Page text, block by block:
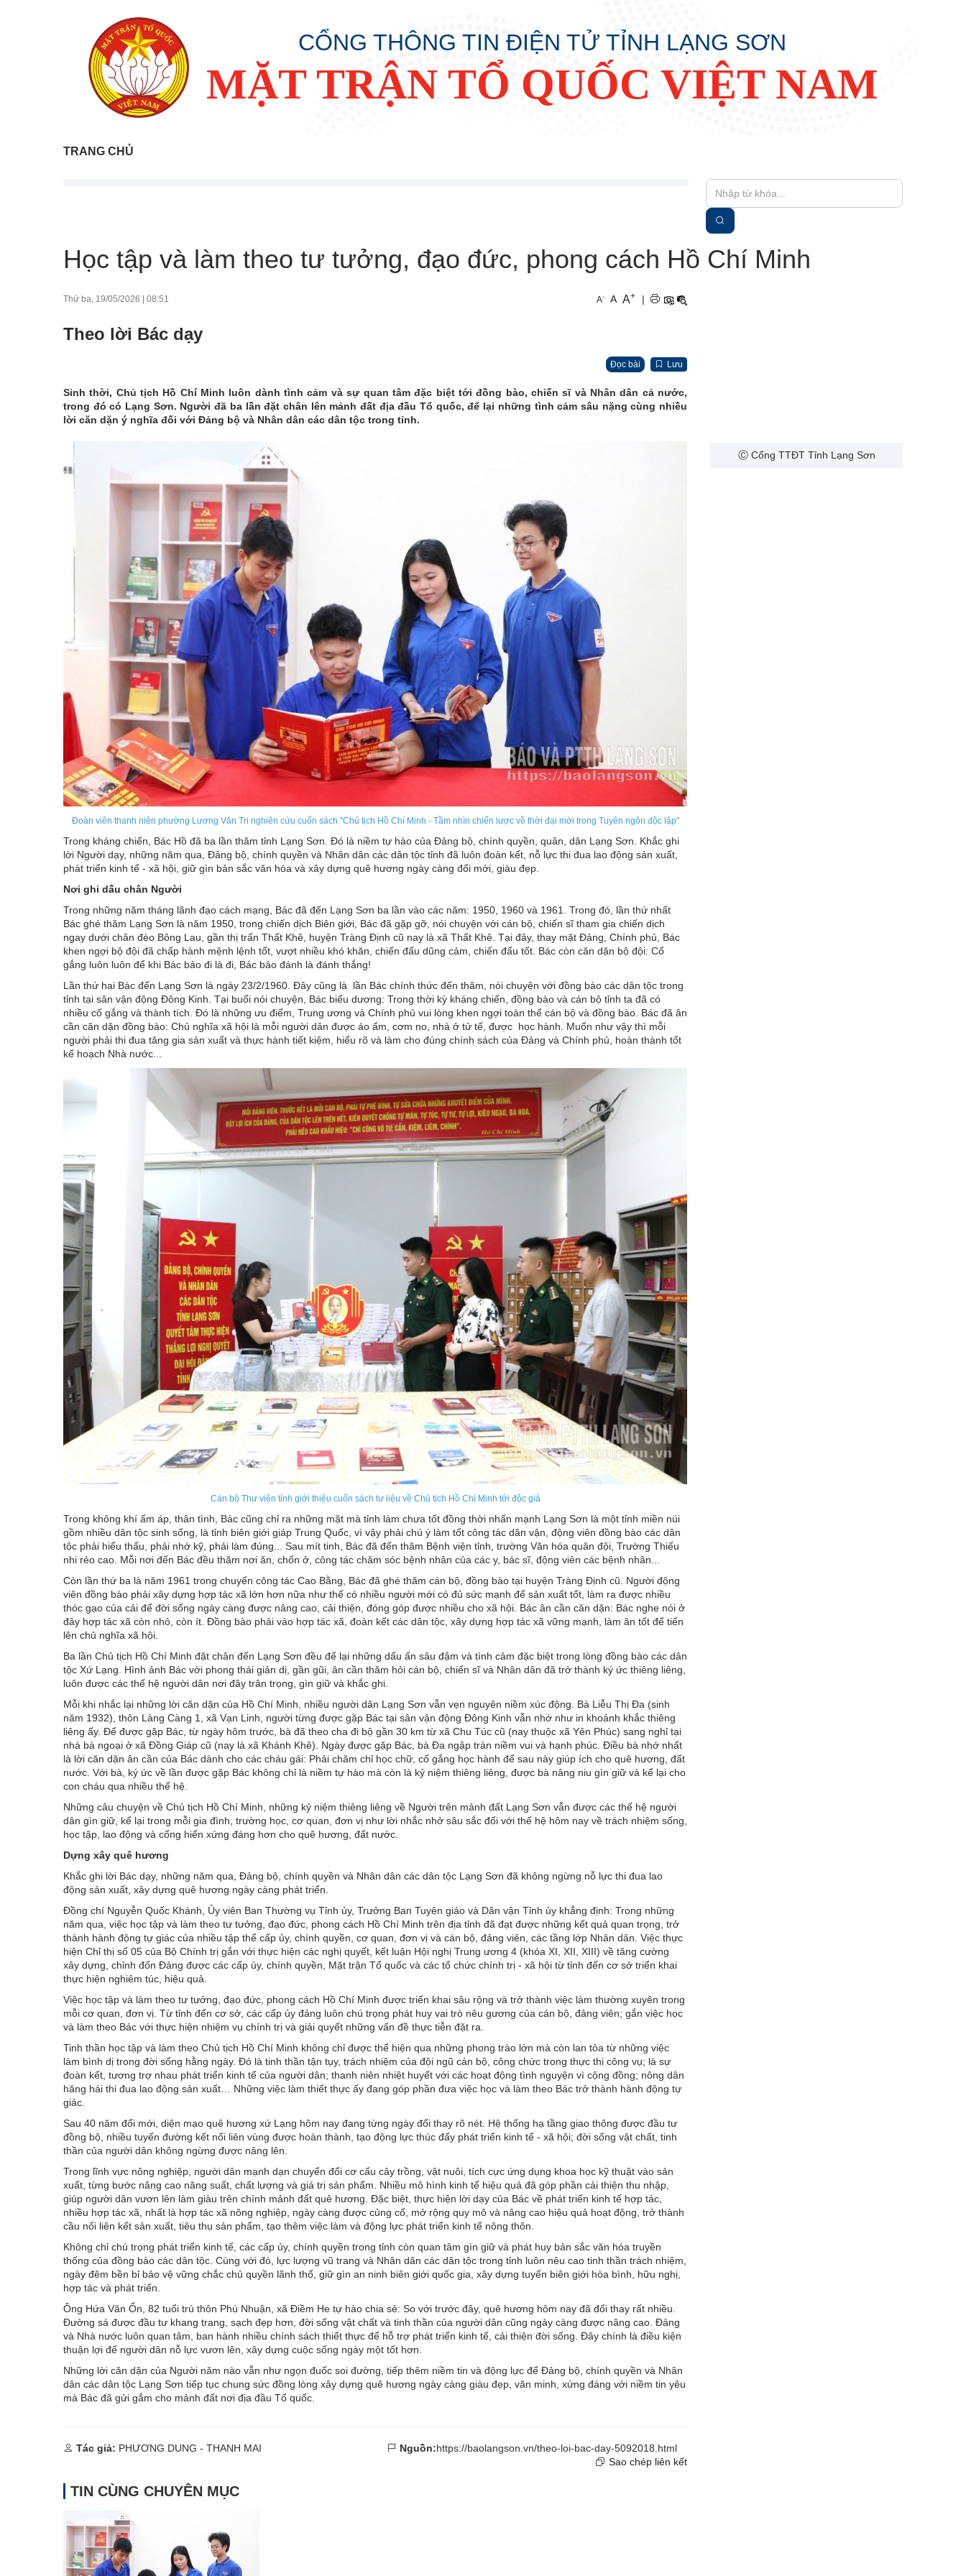
CỔNG THÔNG TIN ĐIỆN TỬ TỈNH LẠNG SƠN
MẶT TRẬN TỔ QUỐC VIỆT NAM
TRANG CHỦ
Học tập và làm theo tư tưởng, đạo đức, phong cách Hồ Chí Minh
Thứ ba, 19/05/2026 | 08:51 A- A A+ |
Theo lời Bác dạy
Đọc bài Lưu
Sinh thời, Chủ tịch Hồ Chí Minh luôn dành tình cảm và sự quan tâm đặc biệt tới đồng bào, chiến sĩ và Nhân dân cả nước,
trong đó có Lạng Sơn. Người đã ba lần đặt chân lên mảnh đất địa đầu Tổ quốc, để lại những tình cảm sâu nặng cùng nhiều
lời căn dặn ý nghĩa đối với Đảng bộ và Nhân dân các dân tộc trong tỉnh.
Đoàn viên thanh niên phường Lương Văn Tri nghiên cứu cuốn sách "Chủ tịch Hồ Chí Minh - Tầm nhìn chiến lược về thời đại mới trong Tuyên ngôn độc lập"
Trong kháng chiến, Bác Hồ đã ba lần thăm tỉnh Lạng Sơn. Đó là niềm tự hào của Đảng bộ, chính quyền, quân, dân Lạng Sơn. Khắc ghi
lời Người dạy, những năm qua, Đảng bộ, chính quyền và Nhân dân các dân tộc tỉnh đã luôn đoàn kết, nỗ lực thi đua lao động sản xuất,
phát triển kinh tế - xã hội, giữ gìn bản sắc văn hóa và xây dựng quê hương ngày càng đổi mới, giàu đẹp.
Nơi ghi dấu chân Người
Trong những năm tháng lãnh đạo cách mạng, Bác đã đến Lạng Sơn ba lần vào các năm: 1950, 1960 và 1961. Trong đó, lần thứ nhất
Bác ghé thăm Lạng Sơn là năm 1950, trong chiến dịch Biên giới, Bác đã gặp gỡ, nói chuyện với cán bộ, chiến sĩ tham gia chiến dịch
ngay dưới chân đèo Bông Lau, gần thị trấn Thất Khê, huyện Tràng Định cũ nay là xã Thất Khê. Tại đây, thay mặt Đảng, Chính phủ, Bác
khen ngợi bộ đội đã chấp hành mệnh lệnh tốt, vượt nhiều khó khăn, chiến đấu dũng cảm, chiến đấu tốt. Bác còn căn dặn bộ đội: Cố
gắng luôn luôn để khi Bác bảo đi là đi, Bác bảo đánh là đánh thắng!
Lần thứ hai Bác đến Lạng Sơn là ngày 23/2/1960. Đây cũng là lần Bác chính thức đến thăm, nói chuyện với đồng bào các dân tộc trong
tỉnh tại sân vận động Đông Kinh. Tại buổi nói chuyện, Bác biểu dương: Trong thời kỳ kháng chiến, đồng bào và cán bộ tỉnh ta đã có
nhiều cố gắng và thành tích. Đó là những ưu điểm, Trung ương và Chính phủ vui lòng khen ngợi toàn thể cán bộ và đồng bào. Bác đã ân
cần căn dặn đồng bào: Chủ nghĩa xã hội là mỗi người dân được áo ấm, cơm no, nhà ở tử tế, được học hành. Muốn như vậy thì mỗi
người phải thi đua tăng gia sản xuất và thực hành tiết kiệm, hiểu rõ và làm cho đúng chính sách của Đảng và Chính phủ, hoàn thành tốt
kế hoạch Nhà nước...
Cán bộ Thư viện tỉnh giới thiệu cuốn sách tư liệu về Chủ tịch Hồ Chí Minh tới độc giả
Trong không khí ấm áp, thân tình, Bác cũng chỉ ra những mặt mà tỉnh làm chưa tốt đồng thời nhấn mạnh Lạng Sơn là một tỉnh miền núi
gồm nhiều dân tộc sinh sống, là tỉnh biên giới giáp Trung Quốc, vì vậy phải chú ý làm tốt công tác dân vận, động viên đồng bào các dân
tộc phải hiểu thấu, phải nhớ kỹ, phải làm đúng... Sau mít tinh, Bác đã đến thăm Bệnh viện tỉnh, trường Văn hóa quân đội, Trường Thiếu
nhi rẻo cao. Mỗi nơi đến Bác đều thăm nơi ăn, chốn ở, công tác chăm sóc bệnh nhân của các y, bác sĩ, động viên các bệnh nhân...
Còn lần thứ ba là năm 1961 trong chuyến công tác Cao Bằng, Bác đã ghé thăm cán bộ, đồng bào tại huyện Tràng Định cũ. Người động
viên đồng bào phải xây dựng hợp tác xã lớn hơn nữa như thế có nhiều người mới có đủ sức mạnh để sản xuất tốt, làm ra được nhiều
thóc gạo của cải để đời sống ngày càng được nâng cao, cải thiện, đóng góp được nhiều cho xã hội. Bác ân cần căn dặn: Bác nghe nói ở
đây hợp tác xã còn nhỏ, còn ít. Đồng bào phải vào hợp tác xã, đoàn kết các dân tộc, xây dựng hợp tác xã vững mạnh, làm ăn tốt để tiến
lên chủ nghĩa xã hội.
Ba lần Chủ tịch Hồ Chí Minh đặt chân đến Lạng Sơn đều để lại những dấu ấn sâu đậm và tình cảm đặc biệt trong lòng đồng bào các dân
tộc Xứ Lạng. Hình ảnh Bác với phong thái giản dị, gần gũi, ân cần thăm hỏi cán bộ, chiến sĩ và Nhân dân đã trở thành ký ức thiêng liêng,
luôn được các thế hệ người dân nơi đây trân trọng, gìn giữ và khắc ghi.
Mỗi khi nhắc lại những lời căn dặn của Hồ Chí Minh, nhiều người dân Lạng Sơn vẫn vẹn nguyên niềm xúc động. Bà Liễu Thị Đa (sinh
năm 1932), thôn Làng Càng 1, xã Vạn Linh, người từng được gặp Bác tại sân vận động Đông Kinh vẫn nhớ như in khoảnh khắc thiêng
liêng ấy. Để được gặp Bác, từ ngày hôm trước, bà đã theo cha đi bộ gần 30 km từ xã Chu Túc cũ (nay thuộc xã Yên Phúc) sang nghỉ tại
nhà bà ngoại ở xã Đồng Giáp cũ (nay là xã Khánh Khê). Ngày được gặp Bác, bà Đa ngập tràn niềm vui và hạnh phúc. Điều bà nhớ nhất
là lời căn dặn ân cần của Bác dành cho các cháu gái: Phải chăm chỉ học chữ, cố gắng học hành để sau này giúp ích cho quê hương, đất
nước. Với bà, ký ức về lần được gặp Bác không chỉ là niềm tự hào mà còn là kỷ niệm thiêng liêng, được bà nâng niu gìn giữ và kể lại cho
con cháu qua nhiều thế hệ.
Những câu chuyện về Chủ tịch Hồ Chí Minh, những kỷ niệm thiêng liêng về Người trên mảnh đất Lạng Sơn vẫn được các thế hệ người
dân gìn giữ, kể lại trong mỗi gia đình, trường học, cơ quan, đơn vị như lời nhắc nhở sâu sắc đối với thế hệ hôm nay về trách nhiệm sống,
học tập, lao động và cống hiến xứng đáng hơn cho quê hương, đất nước.
Dựng xây quê hương
Khắc ghi lời Bác dạy, những năm qua, Đảng bộ, chính quyền và Nhân dân các dân tộc Lạng Sơn đã không ngừng nỗ lực thi đua lao
động sản xuất, xây dựng quê hương ngày càng phát triển.
Đồng chí Nguyễn Quốc Khánh, Ủy viên Ban Thường vụ Tỉnh ủy, Trưởng Ban Tuyên giáo và Dân vận Tỉnh ủy khẳng định: Trong những
năm qua, việc học tập và làm theo tư tưởng, đạo đức, phong cách Hồ Chí Minh trên địa tỉnh đã đạt được những kết quả quan trọng, trở
thành hành động tự giác của nhiều tập thể cấp ủy, chính quyền, cơ quan, đơn vị và cán bộ, đảng viên, các tầng lớp Nhân dân. Việc thực
hiện Chỉ thị số 05 của Bộ Chính trị gắn với thực hiện các nghị quyết, kết luận Hội nghị Trung ương 4 (khóa XI, XII, XIII) về tăng cường
xây dựng, chỉnh đốn Đảng được các cấp ủy, chính quyền, Mặt trận Tổ quốc và các tổ chức chính trị - xã hội từ tỉnh đến cơ sở triển khai
thực hiện nghiêm túc, hiệu quả.
Việc học tập và làm theo tư tưởng, đạo đức, phong cách Hồ Chí Minh được triển khai sâu rộng và trở thành việc làm thường xuyên trong
mỗi cơ quan, đơn vị. Từ tỉnh đến cơ sở, các cấp ủy đảng luôn chú trọng phát huy vai trò nêu gương của cán bộ, đảng viên; gắn việc học
và làm theo Bác với thực hiện nhiệm vụ chính trị và giải quyết những vấn đề thực tiễn đặt ra.
Tinh thần học tập và làm theo Chủ tịch Hồ Chí Minh không chỉ được thể hiện qua những phong trào lớn mà còn lan tỏa từ những việc
làm bình dị trong đời sống hằng ngày. Đó là tinh thần tận tụy, trách nhiệm của đội ngũ cán bộ, công chức trong thực thi công vụ; là sự
đoàn kết, tương trợ nhau phát triển kinh tế của người dân; thanh niên nhiệt huyết với các hoạt động tình nguyện vì cộng đồng; nông dân
hăng hái thi đua lao động sản xuất… Những việc làm thiết thực ấy đang góp phần đưa việc học và làm theo Bác trở thành hành động tự
giác.
Sau 40 năm đổi mới, diện mạo quê hương xứ Lạng hôm nay đang từng ngày đổi thay rõ nét. Hệ thống hạ tầng giao thông được đầu tư
đồng bộ, nhiều tuyến đường kết nối liên vùng được hoàn thành, tạo động lực thúc đẩy phát triển kinh tế - xã hội; đời sống vật chất, tinh
thần của người dân không ngừng được nâng lên.
Trong lĩnh vực nông nghiệp, người dân mạnh dạn chuyển đổi cơ cấu cây trồng, vật nuôi, tích cực ứng dụng khoa học kỹ thuật vào sản
xuất, từng bước nâng cao năng suất, chất lượng và giá trị sản phẩm. Nhiều mô hình kinh tế hiệu quả đã góp phần cải thiện thu nhập,
giúp người dân vươn lên làm giàu trên chính mảnh đất quê hương. Đặc biệt, thực hiện lời dạy của Bác về phát triển kinh tế hợp tác,
nhiều hợp tác xã, nhất là hợp tác xã nông nghiệp, ngày càng được củng cố, mở rộng quy mô và nâng cao hiệu quả hoạt động, trở thành
cầu nối liên kết sản xuất, tiêu thụ sản phẩm, tạo thêm việc làm và động lực phát triển kinh tế nông thôn.
Không chỉ chú trọng phát triển kinh tế, các cấp ủy, chính quyền trong tỉnh còn quan tâm gìn giữ và phát huy bản sắc văn hóa truyền
thống của đồng bào các dân tộc. Cùng với đó, lực lượng vũ trang và Nhân dân các dân tộc trong tỉnh luôn nêu cao tinh thần trách nhiệm,
ngày đêm bền bỉ bảo vệ vững chắc chủ quyền lãnh thổ, giữ gìn an ninh biên giới quốc gia, xây dựng tuyến biên giới hòa bình, hữu nghị,
hợp tác và phát triển.
Ông Hứa Văn Ổn, 82 tuổi trú thôn Phú Nhuận, xã Điềm He tự hào chia sẻ: So với trước đây, quê hương hôm nay đã đổi thay rất nhiều.
Đường sá được đầu tư khang trang, sạch đẹp hơn, đời sống vật chất và tinh thần của người dân cũng ngày càng được nâng cao. Đảng
và Nhà nước luôn quan tâm, ban hành nhiều chính sách thiết thực để hỗ trợ phát triển kinh tế, cải thiện đời sống. Đây chính là điều kiện
thuận lợi để người dân nỗ lực vươn lên, xây dựng cuộc sống ngày một tốt hơn.
Những lời căn dặn của Người năm nào vẫn như ngọn đuốc soi đường, tiếp thêm niềm tin và động lực để Đảng bộ, chính quyền và Nhân
dân các dân tộc Lạng Sơn tiếp tục chung sức đồng lòng xây dựng quê hương ngày càng giàu đẹp, văn minh, xứng đáng với niềm tin yêu
mà Bác đã gửi gắm cho mảnh đất nơi địa đầu Tổ quốc.
Tác giả: PHƯƠNG DUNG - THANH MAI Nguồn:https://baolangson.vn/theo-loi-bac-day-5092018.html
Sao chép liên kết
TIN CÙNG CHUYÊN MỤC
Ⓒ Cổng TTĐT Tỉnh Lạng Sơn